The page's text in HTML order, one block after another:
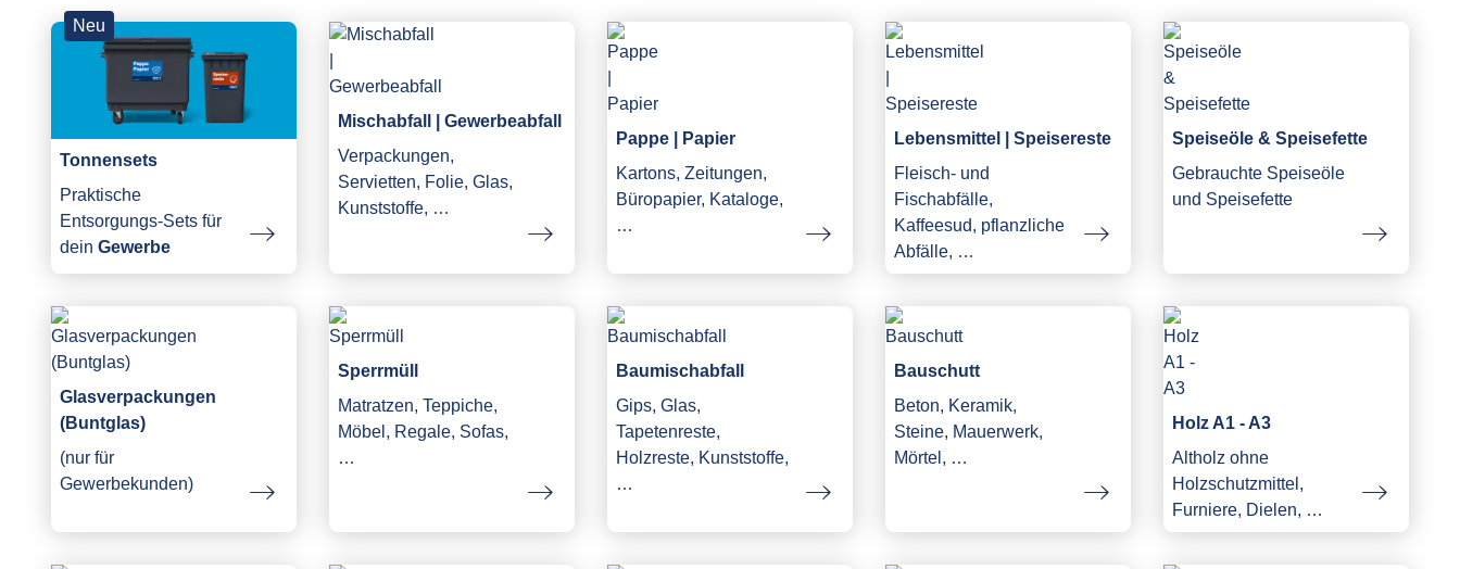
Neu
Tonnensets
Praktische
Entsorgungs-Sets für
dein Gewerbe
Mischabfall | Gewerbeabfall
Verpackungen,
Servietten, Folie, Glas,
Kunststoffe, …
Pappe | Papier
Kartons, Zeitungen,
Büropapier, Kataloge,
…
Lebensmittel | Speisereste
Fleisch- und
Fischabfälle,
Kaffeesud, pflanzliche
Abfälle, …
Speiseöle & Speisefette
Gebrauchte Speiseöle
und Speisefette
Glasverpackungen
(Buntglas)
(nur für
Gewerbekunden)
Sperrmüll
Matratzen, Teppiche,
Möbel, Regale, Sofas,
…
Baumischabfall
Gips, Glas,
Tapetenreste,
Holzreste, Kunststoffe,
…
Bauschutt
Beton, Keramik,
Steine, Mauerwerk,
Mörtel, …
Holz A1 - A3
Altholz ohne
Holzschutzmittel,
Furniere, Dielen, …